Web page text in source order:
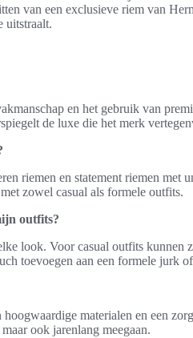
van een exclusieve riem van
uitstraalt.
en het gebruik van
de luxe die het merk
riemen en statement riemen met
zowel casual als formele outfits.
outfits?
look. Voor casual outfits kunnen
toevoegen aan een formele jurk
materialen en een
ook jarenlang meegaan.